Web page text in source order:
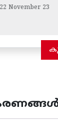
November 23